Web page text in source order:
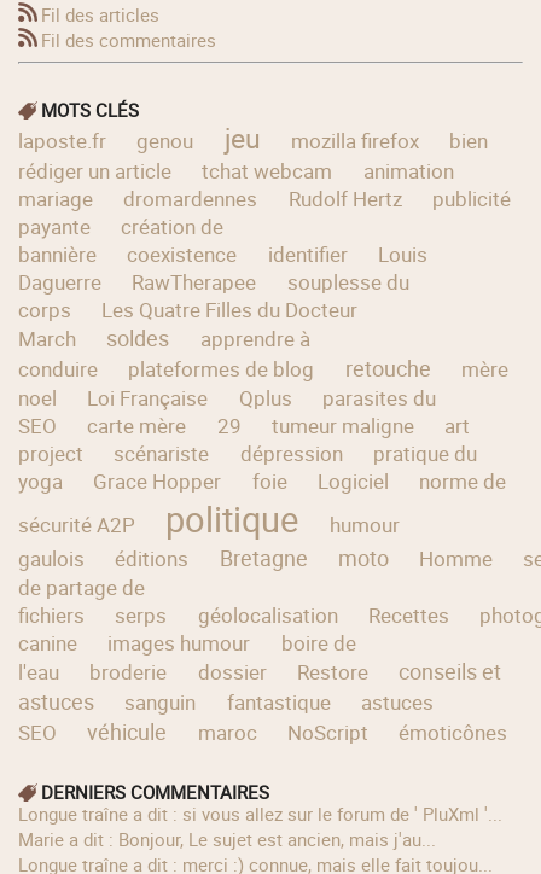
Fil des articles
Fil des commentaires
MOTS CLÉS
laposte.fr genou jeu mozilla firefox
bien
rédiger un article
tchat webcam
animation
mariage
dromardennes Rudolf Hertz
publicité
payante
création de
bannière
coexistence identifier
Louis
Daguerre
RawTherapee
souplesse du
corps
Les Quatre Filles du Docteur
March
soldes
apprendre à
conduire
plateformes de blog retouche
mère
noel
Loi Française Qplus
parasites du
SEO
carte mère 29 tumeur maligne
art
project
scénariste dépression
pratique du
yoga
Grace Hopper foie Logiciel
norme de
sécurité A2P
politique
humour
gaulois
éditions Bretagne moto Homme
de partage de
fichiers
serps géolocalisation Recettes
canine
images humour
boire de
l'eau
broderie dossier Restore
conseils et
astuces
sanguin fantastique
astuces
SEO
véhicule maroc NoScript émoticônes
DERNIERS COMMENTAIRES
longue traîne a dit : si vous allez sur le forum de ' PluXml '...
Marie a dit : Bonjour, Le sujet est ancien, mais j'au...
longue traîne a dit : merci :) connue, mais elle fait toujou...